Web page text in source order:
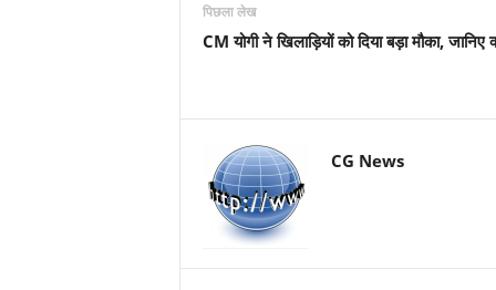
पिछला लेख
CM योगी ने खिलाड़ि‍यों को दिया बड़ा मौका, जानिए
CG News